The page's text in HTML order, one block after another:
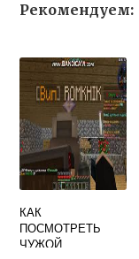
Рекомендуем:
КАК
ПОСМОТРЕТЬ
ЧУЖОЙ